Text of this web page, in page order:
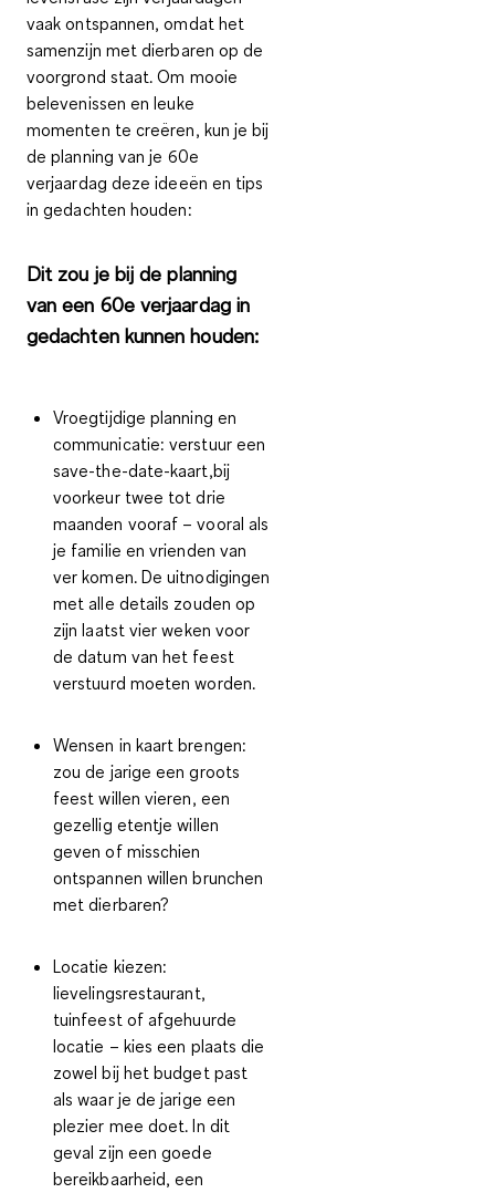
vaak ontspannen, omdat het
samenzijn met dierbaren op de
voorgrond staat. Om mooie
belevenissen en leuke
momenten te creëren, kun je bij
de planning van je 60e
verjaardag deze ideeën en tips
in gedachten houden:
Dit zou je bij de planning
van een 60e verjaardag in
gedachten kunnen houden:
Vroegtijdige planning en
communicatie: verstuur een
save-the-date-kaart,bij
voorkeur twee tot drie
maanden vooraf – vooral als
je familie en vrienden van
ver komen. De uitnodigingen
met alle details zouden op
zijn laatst vier weken voor
de datum van het feest
verstuurd moeten worden.
Wensen in kaart brengen:
zou de jarige een groots
feest willen vieren, een
gezellig etentje willen
geven of misschien
ontspannen willen brunchen
met dierbaren?
Locatie kiezen:
lievelingsrestaurant,
tuinfeest of afgehuurde
locatie – kies een plaats die
zowel bij het budget past
als waar je de jarige een
plezier mee doet. In dit
geval zijn een goede
bereikbaarheid, een